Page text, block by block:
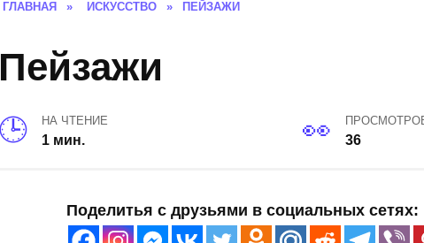
ГЛАВНАЯ » ИСКУССТВО » ПЕЙЗАЖИ
Пейзажи
НА ЧТЕНИЕ
1 мин. 36
Поделитья с друзьями в социальных сетях: